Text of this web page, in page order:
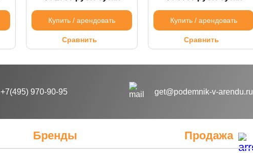
Купить / арендовать
Сравнить
Купить / арендовать
Сравнить
+7(495) 970-90-95 get@podemnik-v-arendu.ru
Бренды Продажа